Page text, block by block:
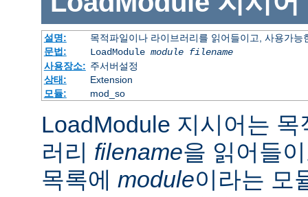
설명:
목적파일이나 라이브러리를 읽어들이고, 사용가능
문법:
LoadModule module filename
사용장소: 주서버설정
상태:
Extension
모듈:
mod_so
LoadModule 지시어는
러리 filename을 읽어들
목록에 module이라는 모